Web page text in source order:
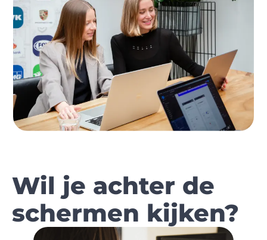
Wil je achter de
schermen kijken?